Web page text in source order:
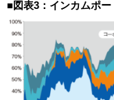
■図表3：インカムポ